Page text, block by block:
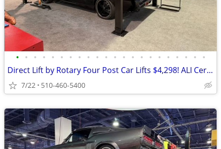
• • • • • • • • • • • • • • • • • • • • • •
Direct Lift by Rotary Four Post Car Lifts $4,298! ALI Certified!
7/22 510-460-5400